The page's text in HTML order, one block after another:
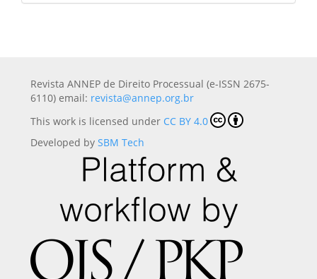
Revista ANNEP de Direito Processual (e-ISSN 2675-
6110) email: revista@annep.org.br
This work is licensed under CC BY 4.0
Developed by SBM Tech